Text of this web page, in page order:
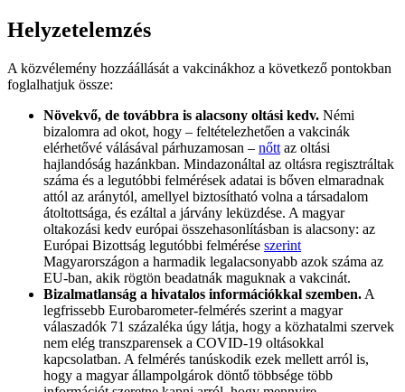
Helyzetelemzés
A közvélemény hozzáállását a vakcinákhoz a következő pontokban
foglalhatjuk össze:
Növekvő, de továbbra is alacsony oltási kedv. Némi
bizalomra ad okot, hogy – feltételezhetően a vakcinák
elérhetővé válásával párhuzamosan – nőtt az oltási
hajlandóság hazánkban. Mindazonáltal az oltásra regisztráltak
száma és a legutóbbi felmérések adatai is bőven elmaradnak
attól az aránytól, amellyel biztosítható volna a társadalom
átoltottsága, és ezáltal a járvány leküzdése. A magyar
oltakozási kedv európai összehasonlításban is alacsony: az
Európai Bizottság legutóbbi felmérése szerint
Magyarországon a harmadik legalacsonyabb azok száma az
EU-ban, akik rögtön beadatnák maguknak a vakcinát.
Bizalmatlanság a hivatalos információkkal szemben. A
legfrissebb Eurobarometer-felmérés szerint a magyar
válaszadók 71 százaléka úgy látja, hogy a közhatalmi szervek
nem elég transzparensek a COVID-19 oltásokkal
kapcsolatban. A felmérés tanúskodik ezek mellett arról is,
hogy a magyar állampolgárok döntő többsége több